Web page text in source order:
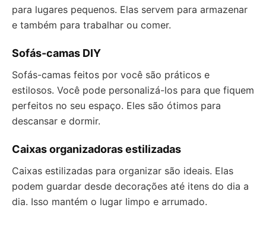
para lugares pequenos. Elas servem para armazenar
e também para trabalhar ou comer.
Sofás-camas DIY
Sofás-camas feitos por você são práticos e
estilosos. Você pode personalizá-los para que fiquem
perfeitos no seu espaço. Eles são ótimos para
descansar e dormir.
Caixas organizadoras estilizadas
Caixas estilizadas para organizar são ideais. Elas
podem guardar desde decorações até itens do dia a
dia. Isso mantém o lugar limpo e arrumado.